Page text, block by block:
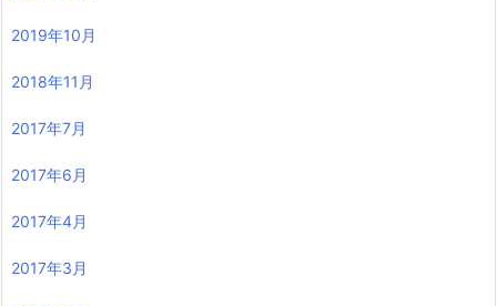
2019年10月
2018年11月
2017年7月
2017年6月
2017年4月
2017年3月